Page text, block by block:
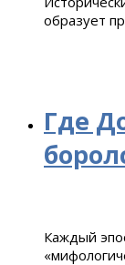
образует
Где
Каждый